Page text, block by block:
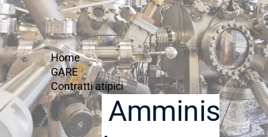
Home
GARE
Contratti atipici